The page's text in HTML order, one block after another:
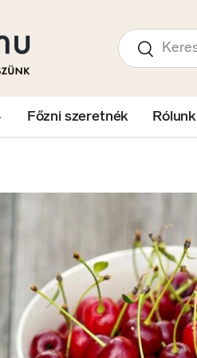
Keresés
Keresés
Főzni szeretnék Rólunk